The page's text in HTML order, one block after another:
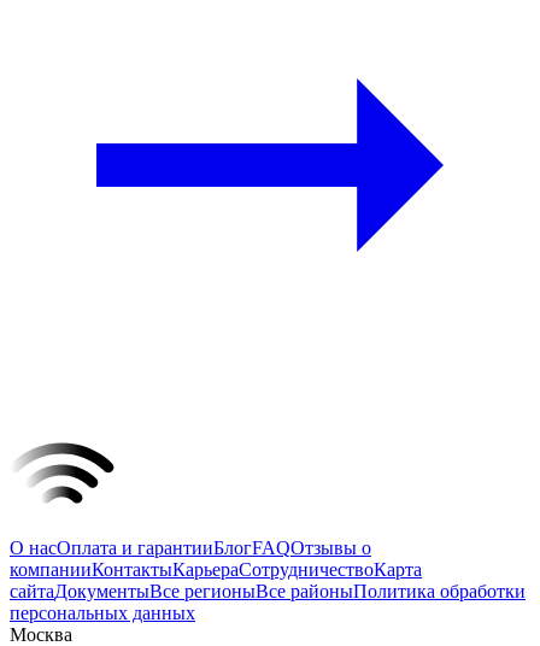
О насОплата и гарантииБлогFAQОтзывы о
компанииКонтактыКарьераСотрудничествоКарта
сайтаДокументыВсе регионыВсе районыПолитика обработки
персональных данных
Москва